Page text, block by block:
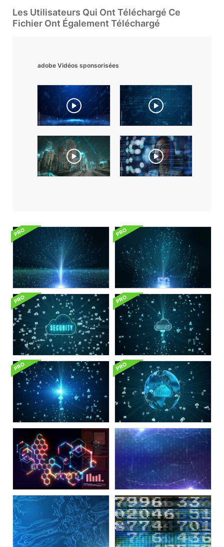
Les Utilisateurs Qui Ont Téléchargé Ce
Fichier Ont Également Téléchargé
adobe Vidéos sponsorisées